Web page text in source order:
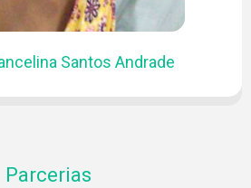
Santos Andrade
Parcerias